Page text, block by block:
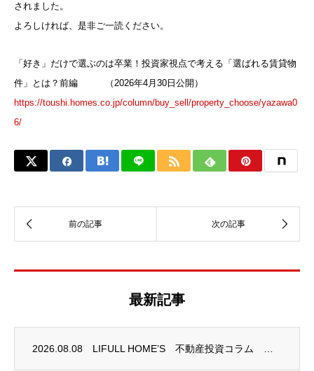
されました。
よろしければ、是非ご一読ください。
「好き」だけで選ぶのは卒業！投資家視点で考える「選ばれる賃貸物
件」とは？前編 （2026年4月30日公開）
https://toushi.homes.co.jp/column/buy_sell/property_choose/yazawa0
6/
最新記事
2026.08.08 LIFULL HOME’S 不動産投資コラム 掲載のお知らせ